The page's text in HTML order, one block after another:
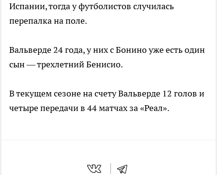
Испании, тогда у футболистов случилась
перепалка на поле.
Вальверде 24 года, у них с Бонино уже есть один
сын — трехлетний Бенисио.
В текущем сезоне на счету Вальверде 12 голов и
четыре передачи в 44 матчах за «Реал».